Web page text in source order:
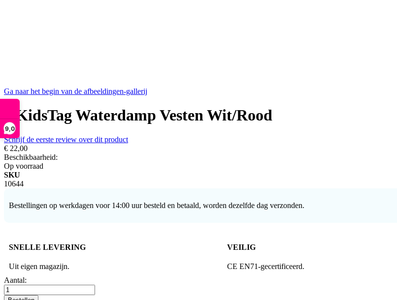
9,0
Ga naar het begin van de afbeeldingen-gallerij
2 KidsTag Waterdamp Vesten Wit/Rood
Schrijf de eerste review over dit product
€ 22,00
Beschikbaarheid:
Op voorraad
SKU
10644
Bestellingen op werkdagen voor 14:00 uur besteld en betaald, worden dezelfde dag verzonden.
SNELLE LEVERING
Uit eigen magazijn.
VEILIG
CE EN71-gecertificeerd.
Aantal: